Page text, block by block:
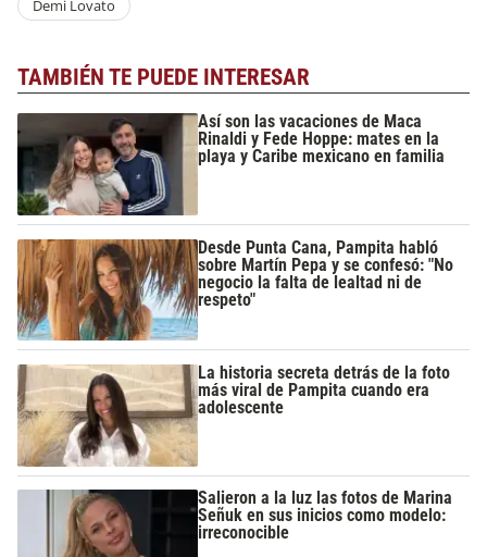
Demi Lovato
TAMBIÉN TE PUEDE INTERESAR
Así son las vacaciones de Maca
Rinaldi y Fede Hoppe: mates en la
playa y Caribe mexicano en familia
Desde Punta Cana, Pampita habló
sobre Martín Pepa y se confesó: "No
negocio la falta de lealtad ni de
respeto"
La historia secreta detrás de la foto
más viral de Pampita cuando era
adolescente
Salieron a la luz las fotos de Marina
Señuk en sus inicios como modelo:
irreconocible